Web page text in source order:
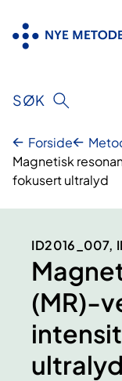
innhold
SØK
Forside
Magnetisk
fokusert ultralyd
ID2016_007,
(MR)-
ultralyd